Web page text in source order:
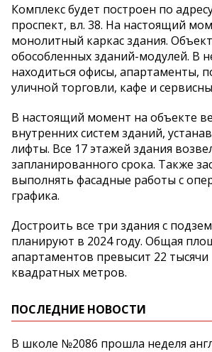
Комплекс будет построен по
проспект, вл. 38. На настоящий
монолитный каркас здания.
обособленных зданий-модулей. В
находиться офисы, апартаменты,
уличной торговли, кафе и
В настоящий момент на объекте
внутренних систем зданий,
лифты. Все 17 этажей здания
запланированного срока. Также
выполнять фасадные работы с
графика.
Достроить все три здания с
планируют в 2024 году. Общая
апартаментов превысит 22 тысячи
квадратных метров.
ПОСЛЕДНИЕ НОВОСТИ
В школе №2086 прошла неделя